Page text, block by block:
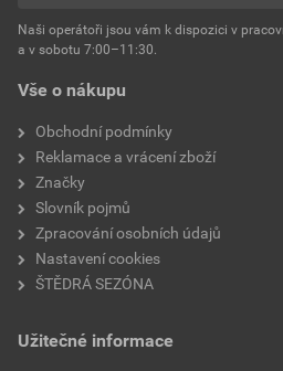
Vše o nákupu
Obchodní podmínky
Reklamace a vrácení zboží
Značky
Slovník pojmů
Zpracování osobních údajů
Nastavení cookies
ŠTĚDRÁ SEZÓNA
Užitečné informace
Naši operátoři jsou vám k dispozici v
a v sobotu 7:00–11:30.